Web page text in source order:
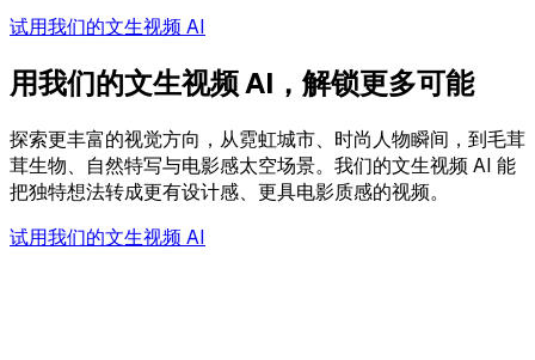
试用我们的文生视频 AI
用我们的文生视频 AI，解锁更多可能
探索更丰富的视觉方向，从霓虹城市、时尚人物瞬间，到毛茸
茸生物、自然特写与电影感太空场景。我们的文生视频 AI 能
把独特想法转成更有设计感、更具电影质感的视频。
试用我们的文生视频 AI